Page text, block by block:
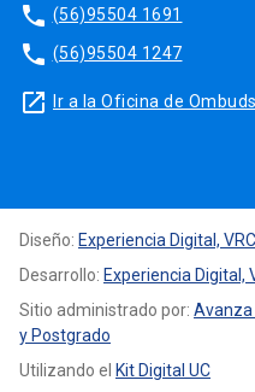
phone (56)95504 1691
phone (56)95504 1247
launch Ir a la Oficina de
Diseño: Experiencia Digital, VRC
Desarrollo: Experiencia Digital,
Sitio administrado por: Avanza
y Postgrado
Utilizando el Kit Digital UC